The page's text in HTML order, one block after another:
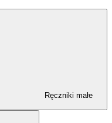
Ręczniki małe